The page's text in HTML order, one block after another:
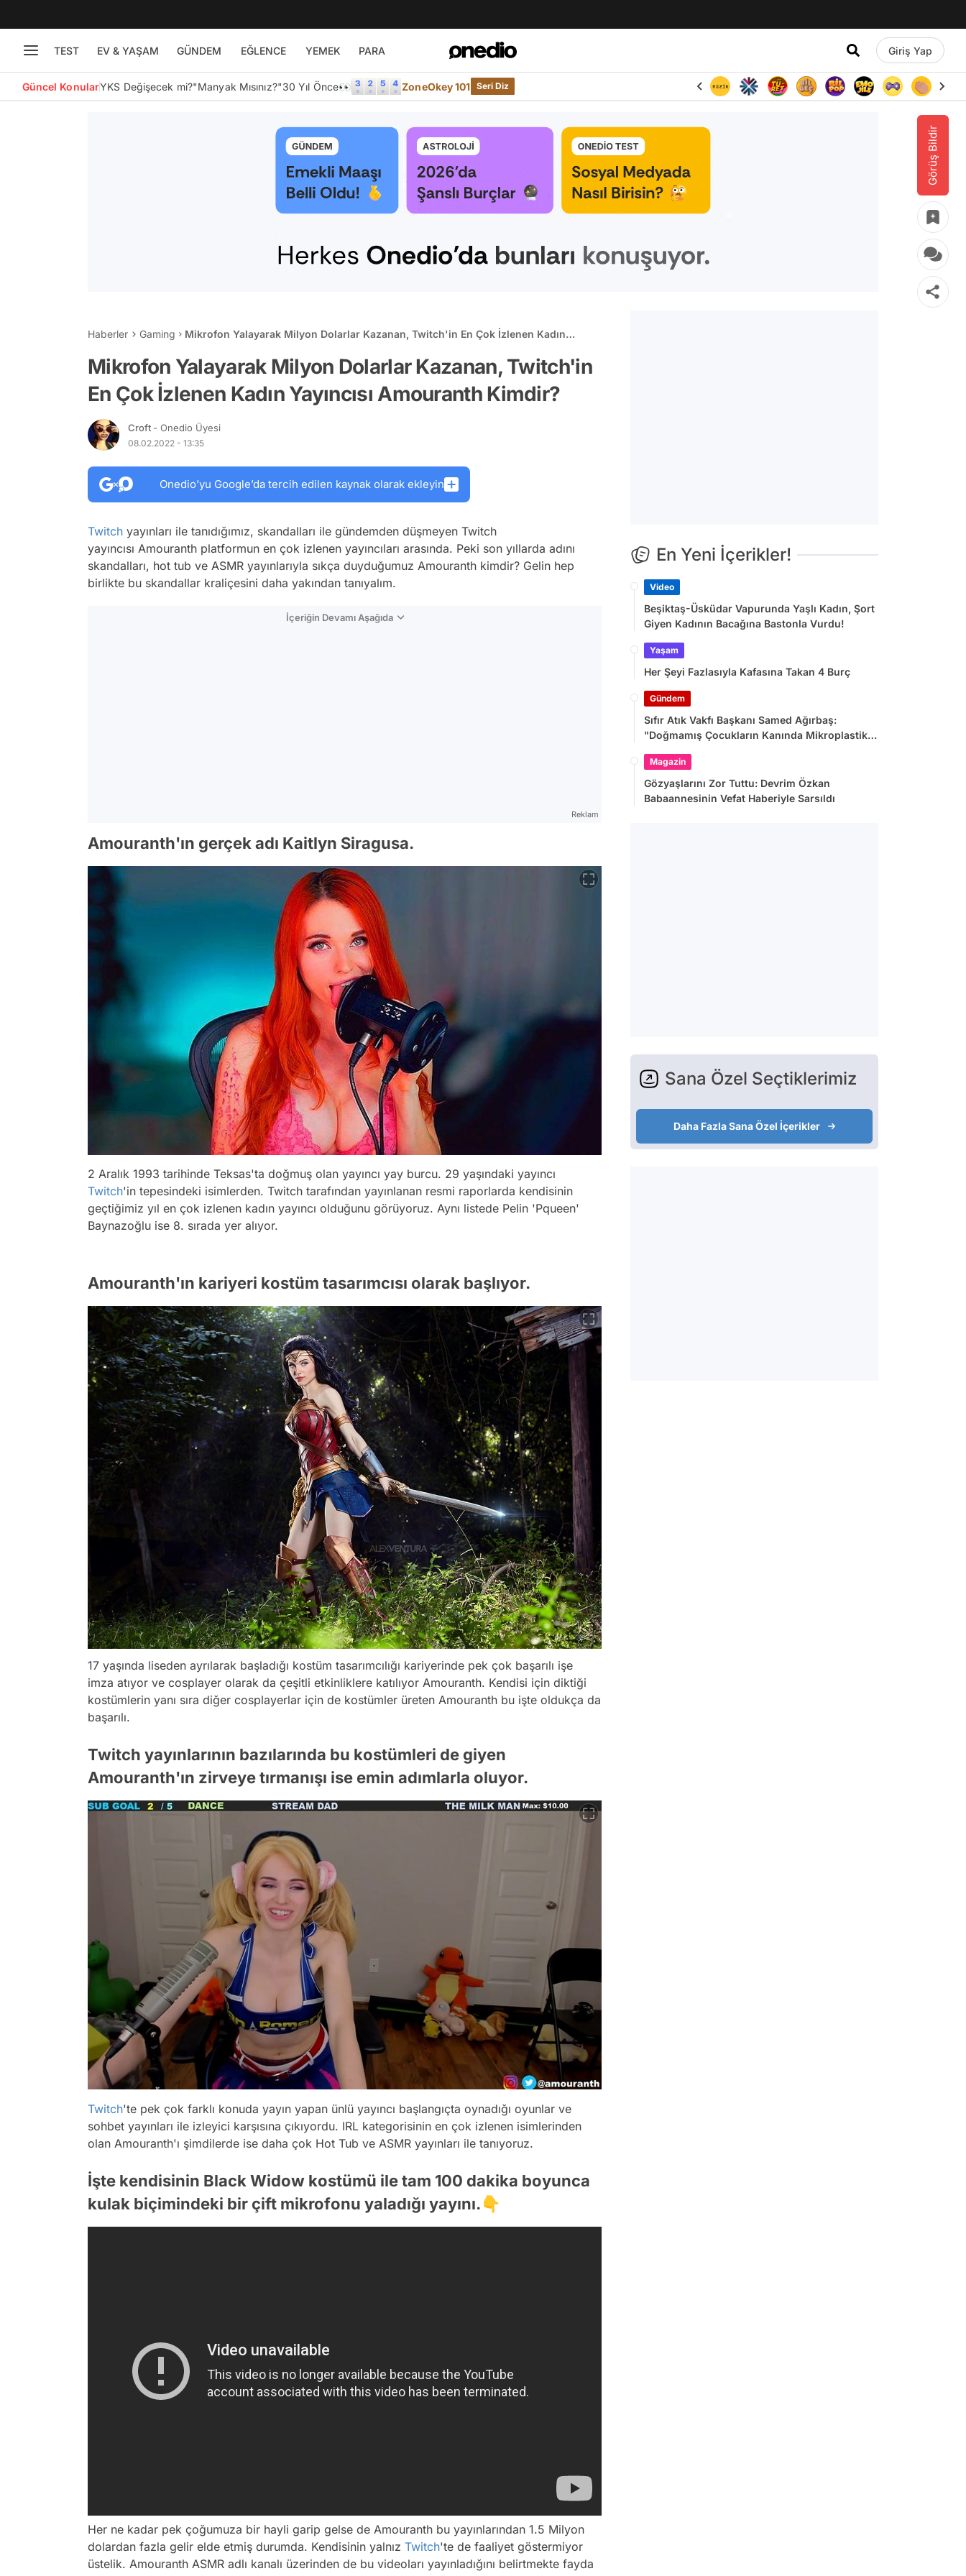
TEST EV & YAŞAM GÜNDEM EĞLENCE YEMEK PARA Giriş Yap
Güncel KonularYKS Değişecek mi?"Manyak Mısınız?"30 Yıl Önce👀 ZoneOkey 101 Seri Diz
Görüş Bildir
Haberler Gaming
Mikrofon Yalayarak Milyon Dolarlar Kazanan, Twitch'in En Çok İzlenen Kadın
Mikrofon Yalayarak Milyon Dolarlar Kazanan, Twitch'in
En Çok İzlenen Kadın Yayıncısı Amouranth Kimdir?
Croft - Onedio Üyesi
08.02.2022 - 13:35
Onedio’yu Google’da tercih edilen kaynak olarak ekleyin
Twitch yayınları ile tanıdığımız, skandalları ile gündemden düşmeyen Twitch
yayıncısı Amouranth platformun en çok izlenen yayıncıları arasında. Peki son yıllarda adını
skandalları, hot tub ve ASMR yayınlarıyla sıkça duyduğumuz Amouranth kimdir? Gelin hep
birlikte bu skandallar kraliçesini daha yakından tanıyalım.
İçeriğin Devamı Aşağıda
Reklam
Amouranth'ın gerçek adı Kaitlyn Siragusa.
2 Aralık 1993 tarihinde Teksas'ta doğmuş olan yayıncı yay burcu. 29 yaşındaki yayıncı
Twitch'in tepesindeki isimlerden. Twitch tarafından yayınlanan resmi raporlarda kendisinin
geçtiğimiz yıl en çok izlenen kadın yayıncı olduğunu görüyoruz. Aynı listede Pelin 'Pqueen'
Baynazoğlu ise 8. sırada yer alıyor.
Amouranth'ın kariyeri kostüm tasarımcısı olarak başlıyor.
17 yaşında liseden ayrılarak başladığı kostüm tasarımcılığı kariyerinde pek çok başarılı işe
imza atıyor ve cosplayer olarak da çeşitli etkinliklere katılıyor Amouranth. Kendisi için diktiği
kostümlerin yanı sıra diğer cosplayerlar için de kostümler üreten Amouranth bu işte oldukça da
başarılı.
Twitch yayınlarının bazılarında bu kostümleri de giyen
Amouranth'ın zirveye tırmanışı ise emin adımlarla oluyor.
Twitch'te pek çok farklı konuda yayın yapan ünlü yayıncı başlangıçta oynadığı oyunlar ve
sohbet yayınları ile izleyici karşısına çıkıyordu. IRL kategorisinin en çok izlenen isimlerinden
olan Amouranth'ı şimdilerde ise daha çok Hot Tub ve ASMR yayınları ile tanıyoruz.
İşte kendisinin Black Widow kostümü ile tam 100 dakika boyunca
kulak biçimindeki bir çift mikrofonu yaladığı yayını.👇
Her ne kadar pek çoğumuza bir hayli garip gelse de Amouranth bu yayınlarından 1.5 Milyon
dolardan fazla gelir elde etmiş durumda. Kendisinin yalnız Twitch'te de faaliyet göstermiyor
üstelik. Amouranth ASMR adlı kanalı üzerinden de bu videoları yayınladığını belirtmekte fayda
En Yeni İçerikler!
Video
Beşiktaş-Üsküdar Vapurunda Yaşlı Kadın, Şort
Giyen Kadının Bacağına Bastonla Vurdu!
Yaşam
Her Şeyi Fazlasıyla Kafasına Takan 4 Burç
Gündem
Sıfır Atık Vakfı Başkanı Samed Ağırbaş:
"Doğmamış Çocukların Kanında Mikroplastik
Magazin
Gözyaşlarını Zor Tuttu: Devrim Özkan
Babaannesinin Vefat Haberiyle Sarsıldı
Sana Özel Seçtiklerimiz
Daha Fazla Sana Özel İçerikler